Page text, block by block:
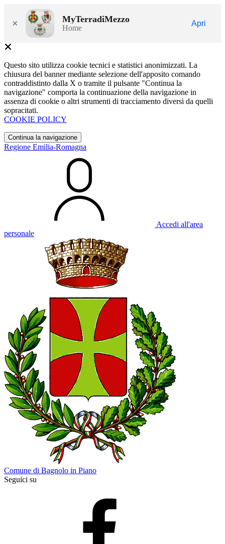
× MyTerradiMezzo
Home
Apri
Questo sito utilizza cookie tecnici e statistici anonimizzati. La
chiusura del banner mediante selezione dell'apposito comando
contraddistinto dalla X o tramite il pulsante "Continua la
navigazione" comporta la continuazione della navigazione in
assenza di cookie o altri strumenti di tracciamento diversi da quelli
sopracitati.
COOKIE POLICY
Continua la navigazione
Regione Emilia-Romagna
Accedi all'area
personale
Comune di Bagnolo in Piano
Seguici su